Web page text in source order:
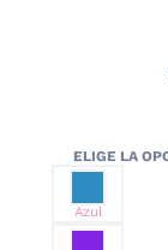
Azul